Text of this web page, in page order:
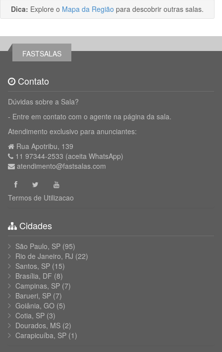
Dica: Explore o Mapa da Região para descobrir outras salas.
FASTSALAS
Contato
Dúvidas sobre a Sala?
- Entre em contato com o agente na página da sala.
Atendimento exclusivo para anunciantes:
Rua Apotribu, 139
11 97344-2533 (aceita WhatsApp)
atendimento@fastsalas.com
Termos de Utilizacao
Cidades
São Paulo, SP (95)
Rio de Janeiro, RJ (22)
Santos, SP (15)
Brasília, DF (8)
Campinas, SP (7)
Barueri, SP (7)
Goiânia, GO (5)
Cotia, SP (3)
Dourados, MS (2)
Carapicuíba, SP (1)